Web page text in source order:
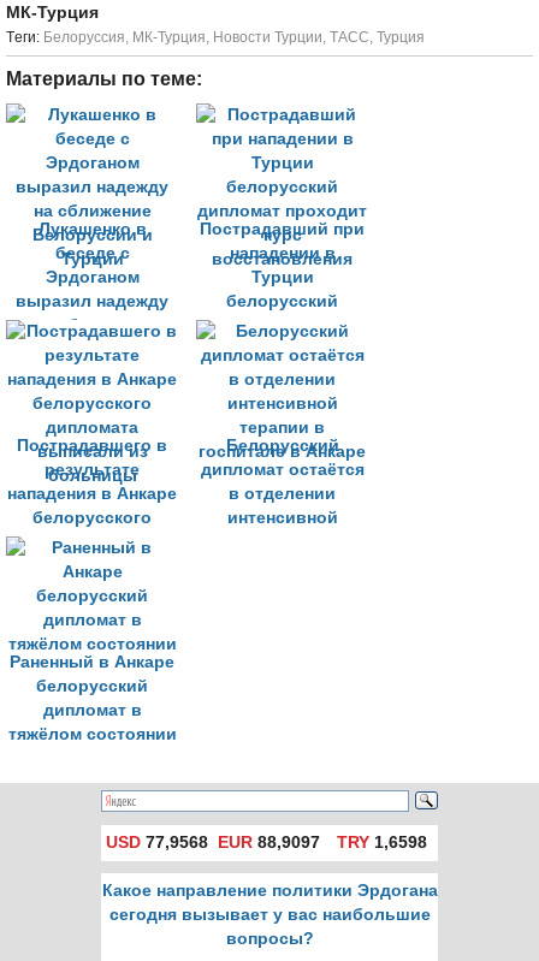
МК-Турция
Tеги: Белоруссия, МК-Турция, Новости Турции, ТАСС, Турция
Материалы по теме:
Лукашенко в
беседе с
Эрдоганом
выразил надежду
на сближение
Белоруссии и
Турции
Пострадавший при
нападении в
Турции
белорусский
дипломат проходит
курс
восстановления
Пострадавшего в
результате
нападения в Анкаре
белорусского
дипломата
выписали из
больницы
Белорусский
дипломат остаётся
в отделении
интенсивной
Раненный в Анкаре
белорусский
дипломат в
тяжёлом состоянии
USD 77,9568 EUR 88,9097 TRY1,6598
Какое направление политики Эрдогана
сегодня вызывает у вас наибольшие
вопросы?